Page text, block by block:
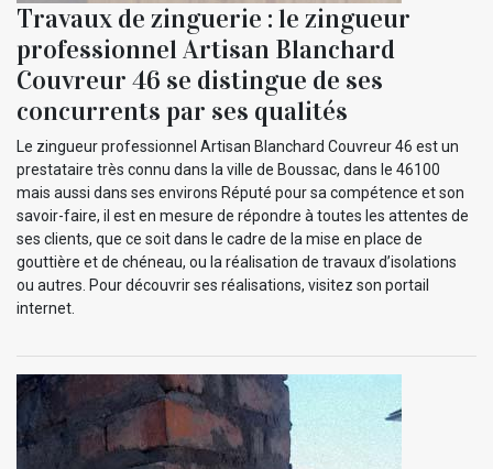
Travaux de zinguerie : le zingueur
professionnel Artisan Blanchard
Couvreur 46 se distingue de ses
concurrents par ses qualités
Le zingueur professionnel Artisan Blanchard Couvreur 46 est un
prestataire très connu dans la ville de Boussac, dans le 46100
mais aussi dans ses environs Réputé pour sa compétence et son
savoir-faire, il est en mesure de répondre à toutes les attentes de
ses clients, que ce soit dans le cadre de la mise en place de
gouttière et de chéneau, ou la réalisation de travaux d’isolations
ou autres. Pour découvrir ses réalisations, visitez son portail
internet.